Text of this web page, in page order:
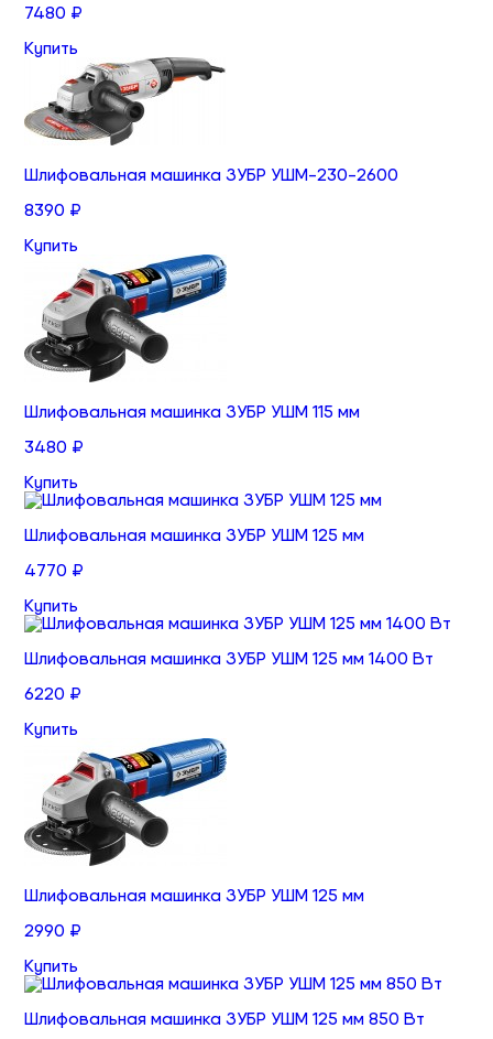
7480 ₽
Купить
Шлифовальная машинка ЗУБР УШМ-230-2600
8390 ₽
Купить
Шлифовальная машинка ЗУБР УШМ 115 мм
3480 ₽
Купить
Шлифовальная машинка ЗУБР УШМ 125 мм
4770 ₽
Купить
Шлифовальная машинка ЗУБР УШМ 125 мм 1400 Вт
6220 ₽
Купить
Шлифовальная машинка ЗУБР УШМ 125 мм
2990 ₽
Купить
Шлифовальная машинка ЗУБР УШМ 125 мм 850 Вт